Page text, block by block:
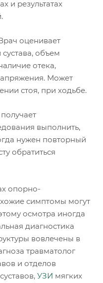
и результатах
оценивает
объем
отека,
Может
стоя, при ходьбе.
выполнить,
нужен повторный
обратиться
опорно-
симптомы могут
осмотра иногда
диагностика
вовлечены в
травматолог
и отделов
УЗИ мягких